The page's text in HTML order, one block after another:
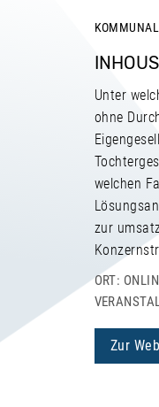
KOMMUNAL
Unter
ohne
welchen
zur
ORT:
Zur